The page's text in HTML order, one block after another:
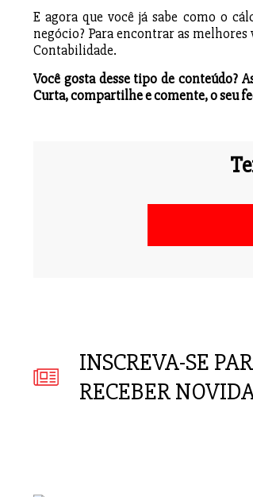
E agora que você já sabe como o
negócio? Para encontrar as
Contabilidade.
Você gosta desse tipo de conteúdo?
Curta, compartilhe e comente, o seu
INSCREVA-SE
RECEBER